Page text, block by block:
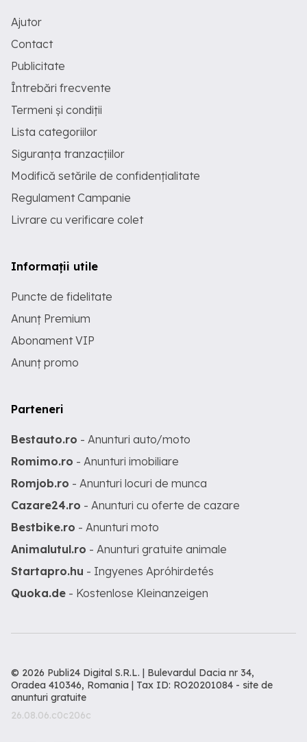
Ajutor
Contact
Publicitate
Întrebări frecvente
Termeni și condiții
Lista categoriilor
Siguranța tranzacțiilor
Modifică setările de confidențialitate
Regulament Campanie
Livrare cu verificare colet
Informații utile
Puncte de fidelitate
Anunț Premium
Abonament VIP
Anunț promo
Parteneri
Bestauto.ro - Anunturi auto/moto
Romimo.ro - Anunturi imobiliare
Romjob.ro - Anunturi locuri de munca
Cazare24.ro - Anunturi cu oferte de cazare
Bestbike.ro - Anunturi moto
Animalutul.ro - Anunturi gratuite animale
Startapro.hu - Ingyenes Apróhirdetés
Quoka.de - Kostenlose Kleinanzeigen
© 2026 Publi24 Digital S.R.L. | Bulevardul Dacia nr 34,
Oradea 410346, Romania | Tax ID: RO20201084 - site de
anunturi gratuite
26.08.06.c0c206c